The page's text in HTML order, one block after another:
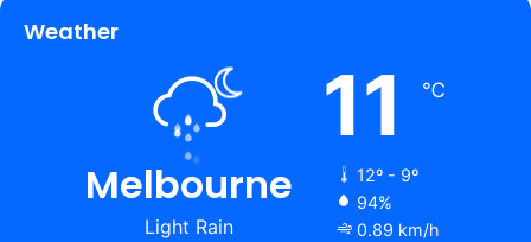
Weather
Melbourne
Light Rain
11 ℃
12º - 9º
94%
0.89 km/h